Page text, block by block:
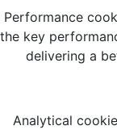
Performance
the key
delivering a
Analytical